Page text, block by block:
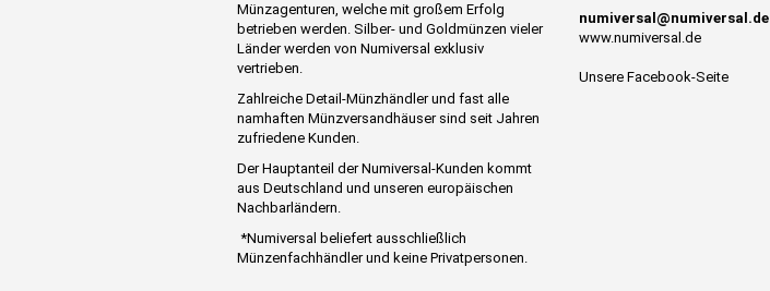
Münzagenturen, welche mit großem Erfolg
betrieben werden. Silber- und Goldmünzen vieler
Länder werden von Numiversal exklusiv
vertrieben.
Zahlreiche Detail-Münzhändler und fast alle
namhaften Münzversandhäuser sind seit Jahren
zufriedene Kunden.
Der Hauptanteil der Numiversal-Kunden kommt
aus Deutschland und unseren europäischen
Nachbarländern.
*Numiversal beliefert ausschließlich
Münzenfachhändler und keine Privatpersonen.
numiversal@numiversal.de
www.numiversal.de
Unsere Facebook-Seite